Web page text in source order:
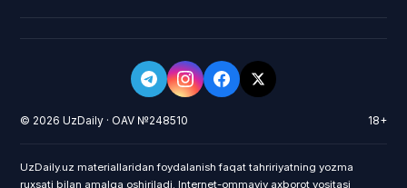
© 2026 UzDaily · OAV №248510 18+
UzDaily.uz materiallaridan foydalanish faqat tahririyatning yozma
ruxsati bilan amalga oshiriladi. Internet-ommaviy axborot vositasi